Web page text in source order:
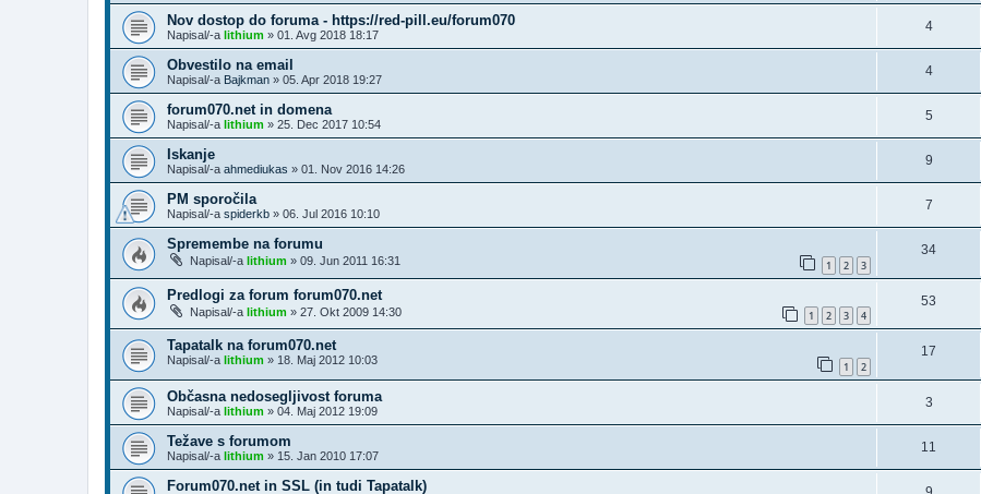
Nov dostop do foruma - https://red-pill.eu/forum070
Napisal/-a lithium » 01. Avg 2018 18:17
4
Obvestilo na email
Napisal/-a Bajkman » 05. Apr 2018 19:27
4
forum070.net in domena
Napisal/-a lithium » 25. Dec 2017 10:54
5
Iskanje
Napisal/-a ahmediukas » 01. Nov 2016 14:26
9
PM sporočila
Napisal/-a spiderkb » 06. Jul 2016 10:10
7
Spremembe na forumu
Napisal/-a lithium » 09. Jun 2011 16:31 1 2 3
34
Predlogi za forum forum070.net
Napisal/-a lithium » 27. Okt 2009 14:30 1 2 3 4
53
Tapatalk na forum070.net
Napisal/-a lithium » 18. Maj 2012 10:03 1 2
17
Občasna nedosegljivost foruma
Napisal/-a lithium » 04. Maj 2012 19:09
3
Težave s forumom
Napisal/-a lithium » 15. Jan 2010 17:07
11
Forum070.net in SSL (in tudi Tapatalk)